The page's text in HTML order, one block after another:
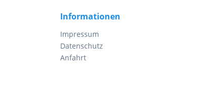
Informationen
Impressum
Datenschutz
Anfahrt